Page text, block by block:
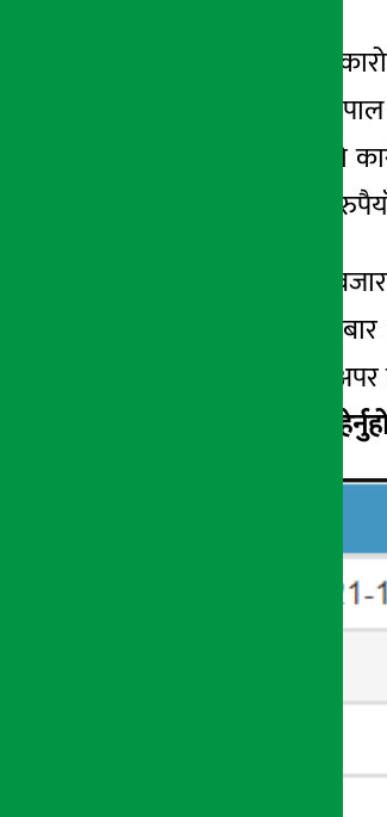
काठमाडौं । साताको
बिन्दुमा पुगेको हो ।
अर्ब ९२
लाख २५ हजार ५०२
यसैबीच सोमबारको
बराबरको सेयर
हाईड्रोपावर कम्पनी,